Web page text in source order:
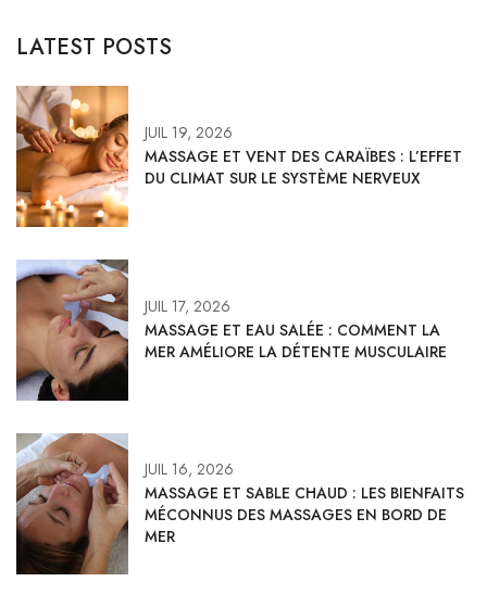
LATEST POSTS
JUIL 19, 2026
MASSAGE ET VENT DES CARAÏBES : L’EFFET
DU CLIMAT SUR LE SYSTÈME NERVEUX
JUIL 17, 2026
MASSAGE ET EAU SALÉE : COMMENT LA
MER AMÉLIORE LA DÉTENTE MUSCULAIRE
JUIL 16, 2026
MASSAGE ET SABLE CHAUD : LES BIENFAITS
MÉCONNUS DES MASSAGES EN BORD DE
MER